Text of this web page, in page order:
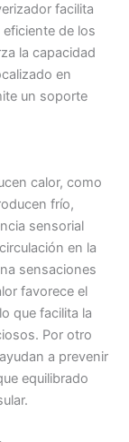
facilita
de los
la capacidad
en
un soporte
calor, como
frío,
sensorial
en la
sensaciones
favorece el
que facilita la
Por otro
a prevenir
equilibrado